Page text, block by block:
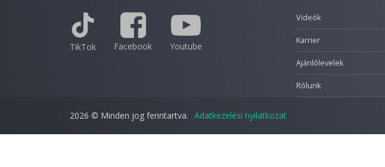
TikTok Facebook Youtube
Videók
Karrier
Ajánlólevelek
Rólunk
2026 © Minden jog fenntartva. Adatkezelési nyilatkozat